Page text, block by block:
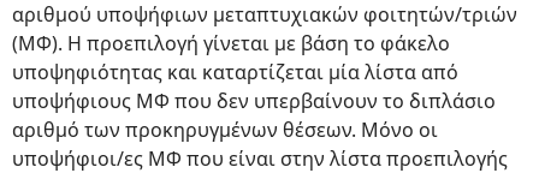
αριθμού υποψήφιων μεταπτυχιακών φοιτητών/τριών
(ΜΦ). Η προεπιλογή γίνεται με βάση το φάκελο
υποψηφιότητας και καταρτίζεται μία λίστα από
υποψήφιους ΜΦ που δεν υπερβαίνουν το διπλάσιο
αριθμό των προκηρυγμένων θέσεων. Μόνο οι
υποψήφιοι/ες ΜΦ που είναι στην λίστα προεπιλογής